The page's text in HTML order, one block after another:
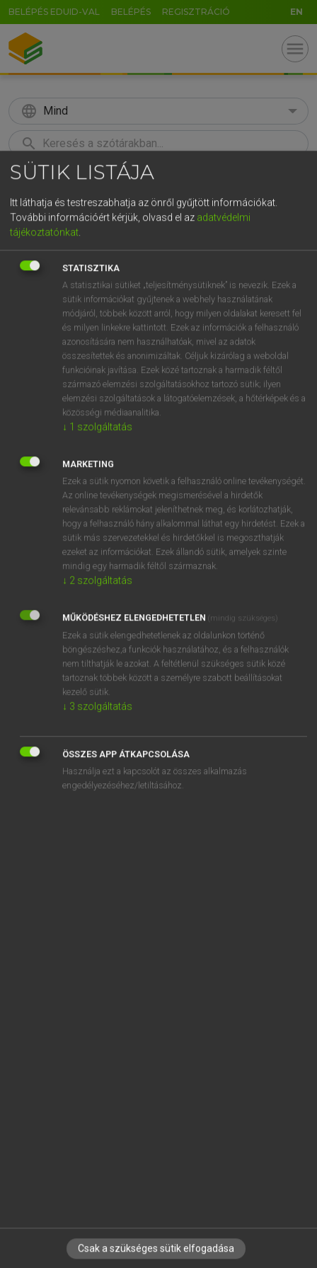
BELÉPÉS EDUID-VAL BELÉPÉS REGISZTRÁCIÓ EN
menu
language Mind
search
KERESÉS
Európai uniós terminológiai szótár
VAN ELŐFIZETÉSED?
Van előfizetésem a teljes szócikk megtekintéséhez.
BELÉPÉS
NINCS ELŐFIZETÉSED?
Nincs regisztrációm és előfizetésem. A szótár 2 órás,
díjmentes próbaverziójának elindításához regisztrálok és
belépek.
REGISZTRÁCIÓ
EURÓPAI UNIÓS TERMINOLÓGIAI SZÓTÁR
Kapcsolódó anyagok
Korngrößenverteilung im Boden
kórokozó
kórokozó
IRATKOZZ FEL HÍRLEVELÜNKRE!
SÜTIK LISTÁJA
Itt láthatja és testreszabhatja az önről gyűjtött információkat.
További információért kérjük, olvasd el az adatvédelmi
tájékoztatónkat.
STATISZTIKA
A statisztikai sütiket „teljesítménysütiknek” is nevezik. Ezek a
sütik információkat gyűjtenek a webhely használatának
módjáról, többek között arról, hogy milyen oldalakat keresett fel
és milyen linkekre kattintott. Ezek az információk a felhasználó
azonosítására nem használhatóak, mivel az adatok
összesítettek és anonimizáltak. Céljuk kizárólag a weboldal
funkcióinak javítása. Ezek közé tartoznak a harmadik féltől
származó elemzési szolgáltatásokhoz tartozó sütik; ilyen
elemzési szolgáltatások a látogatóelemzések, a hőtérképek és a
közösségi médiaanalitika.
↓ 1 szolgáltatás
MARKETING
Ezek a sütik nyomon követik a felhasználó online tevékenységét.
Az online tevékenységek megismerésével a hirdetők
relevánsabb reklámokat jeleníthetnek meg, és korlátozhatják,
hogy a felhasználó hány alkalommal láthat egy hirdetést. Ezek a
sütik más szervezetekkel és hirdetőkkel is megoszthatják
ezeket az információkat. Ezek állandó sütik, amelyek szinte
mindig egy harmadik féltől származnak.
↓ 2 szolgáltatás
MŰKÖDÉSHEZ ELENGEDHETETLEN (mindig szükséges)
Ezek a sütik elengedhetetlenek az oldalunkon történő
böngészéshez,a funkciók használatához, és a felhasználók
nem tilthatják le azokat. A feltétlenül szükséges sütik közé
tartoznak többek között a személyre szabott beállításokat
kezelő sütik.
↓ 3 szolgáltatás
ÖSSZES APP ÁTKAPCSOLÁSA
Használja ezt a kapcsolót az összes alkalmazás
engedélyezéséhez/letiltásához.
Csak a szükséges sütik elfogadása
GR
t z u i o p
g h j k l é á ű Ω
n m , . AltGr